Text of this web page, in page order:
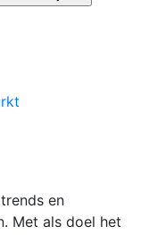
en
Met als doel het